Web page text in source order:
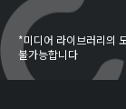
*미디어 라이브러리의
불가능합니다